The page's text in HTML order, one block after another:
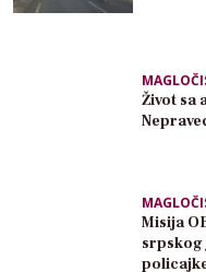
Život sa
Misija
srpskog